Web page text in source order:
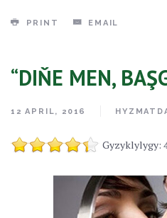
PRINT EMAIL
“DIŇE MEN,
12 APRIL, 2016
Gyzyklylygy: